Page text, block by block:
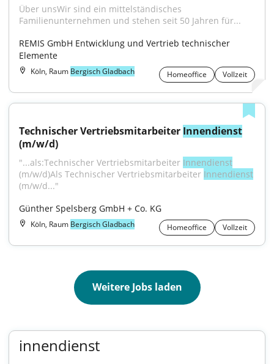
Über unsWir sind ein mittelständisches
Familienunternehmen und stehen seit 50 Jahren für...
REMIS GmbH Entwicklung und Vertrieb technischer
Elemente
Köln, Raum Bergisch Gladbach Homeoffice Vollzeit
Technischer Vertriebsmitarbeiter Innendienst
(m/w/d)
"...als:Technischer Vertriebsmitarbeiter Innendienst
(m/w/d)Als Technischer Vertriebsmitarbeiter Innendienst
(m/w/d..."
Günther Spelsberg GmbH + Co. KG
Köln, Raum Bergisch Gladbach Homeoffice Vollzeit
Weitere Jobs laden
innendienst